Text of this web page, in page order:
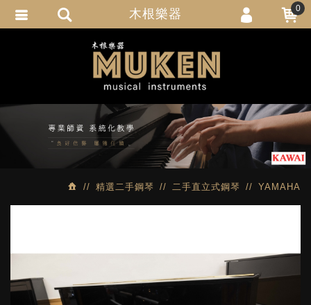
精選二手鋼琴 二手直立式鋼琴 YAMAHA
木根樂器 0
會員註冊
忘記密碼
訂單查詢
追蹤清單
匯款通知